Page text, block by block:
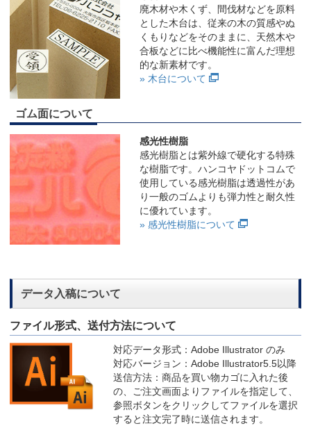
廃木材や木くず、間伐材などを原料
とした木台は、従来の木の質感やぬ
くもりなどをそのままに、天然木や
合板などに比べ機能性に富んだ理想
的な新素材です。
» 木台について
ゴム面について
感光性樹脂
感光樹脂とは紫外線で硬化する特殊
な樹脂です。ハンコヤドットコムで
使用している感光樹脂は透過性があ
り一般のゴムよりも弾力性と耐久性
に優れています。
» 感光性樹脂について
データ入稿について
ファイル形式、送付方法について
対応データ形式：Adobe Illustrator のみ
対応バージョン：Adobe Illustrator5.5以降
送信方法：商品を買い物カゴに入れた後
の、ご注文画面よりファイルを指定して、
参照ボタンをクリックしてファイルを選択
すると注文完了時に送信されます。